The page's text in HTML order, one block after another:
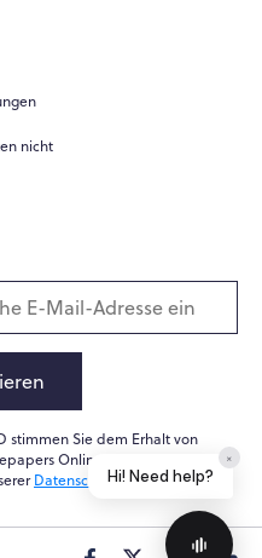
nicht
stimmen Sie dem Erhalt von
Online zu. Weitere
Datenschutzrichtlinie
Hi! Need help?
×